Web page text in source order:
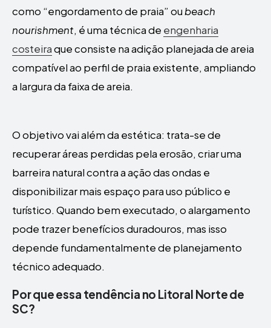
como “engordamento de praia” oubeach
nourishment, é uma técnica de engenharia
costeiraque consiste na adição planejada de areia
compatível ao perfil de praia existente, ampliando
a largura da faixa de areia.
O objetivo vai além da estética: trata-se de
recuperar áreas perdidas pela erosão, criar uma
barreira natural contra a ação das ondas e
disponibilizar mais espaço para uso público e
turístico. Quando bem executado, o alargamento
pode trazer benefícios duradouros, mas isso
depende fundamentalmente de planejamento
técnico adequado.
Por que essa tendência no Litoral Norte de
SC?